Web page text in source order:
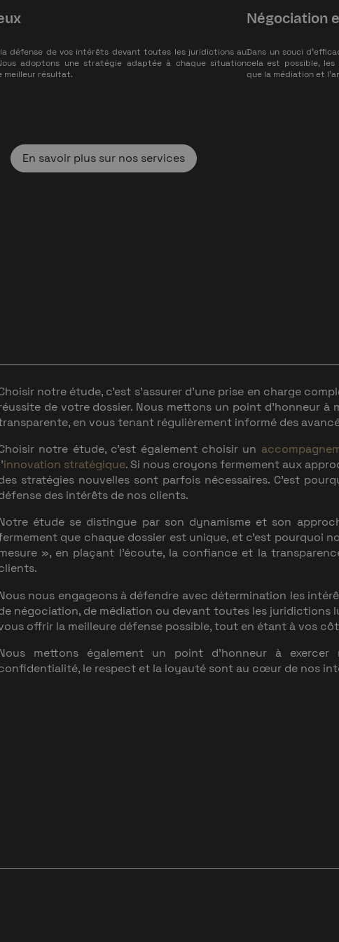
la défense de vos intérêts devant toutes les juridictions au
adoptons une stratégie adaptée à chaque situation
meilleur résultat.
Négociation
Dans un souci
cela est possible,
que la médiation et
En savoir plus sur nos services
notre étude, c'est s'assurer d'une prise en charge
de votre dossier. Nous mettons un point d’honneur
en vous tenant régulièrement informé des
notre étude, c’est également choisir un
innovation stratégique. Si nous croyons fermement aux
stratégies nouvelles sont parfois nécessaires. C’est
des intérêts de nos clients.
étude se distingue par son dynamisme et son
que chaque dossier est unique, et c'est pourquoi
», en plaçant l'écoute, la confiance et la
nous engageons à défendre avec détermination les
négociation, de médiation ou devant toutes les juridictions
offrir la meilleure défense possible, tout en étant à vos
mettons également un point d’honneur à
le respect et la loyauté sont au cœur de nos